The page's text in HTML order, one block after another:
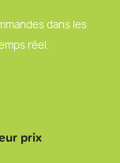
dans les
réel.
prix